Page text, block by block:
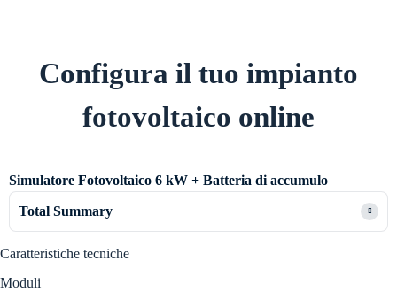
Configura il tuo impianto
fotovoltaico online
Simulatore Fotovoltaico 6 kW + Batteria di accumulo
Total Summary
Caratteristiche tecniche
Moduli